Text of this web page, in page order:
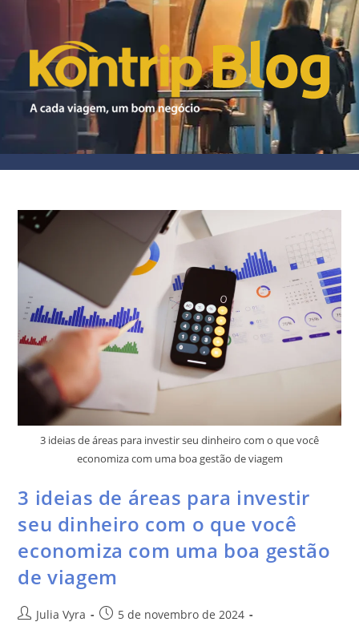
3 ideias de áreas para investir seu dinheiro com o que você
economiza com uma boa gestão de viagem
3 ideias de áreas para investir
seu dinheiro com o que você
economiza com uma boa gestão
de viagem
Julia Vyra
5 de novembro de 2024